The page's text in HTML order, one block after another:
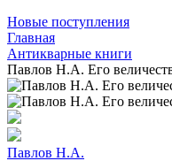
Новые поступления
Главная
Антикварные книги
Павлов Н.А. Его
Павлов Н.А.